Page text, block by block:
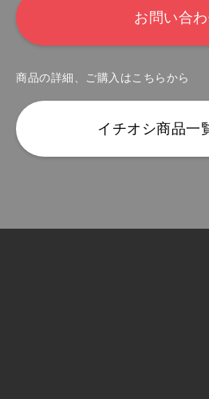
お問い合
商品の詳細、ご購入はこちらから
イチオシ商品一